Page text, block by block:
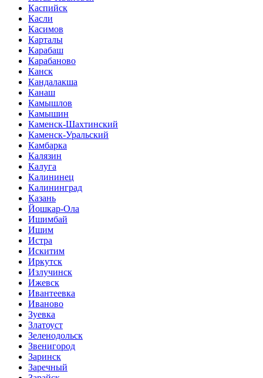
Каспийск
Касли
Касимов
Карталы
Карабаш
Карабаново
Канск
Кандалакша
Канаш
Камышлов
Камышин
Каменск-Шахтинский
Каменск-Уральский
Камбарка
Калязин
Калуга
Калининец
Калининград
Казань
Йошкар-Ола
Ишимбай
Ишим
Истра
Искитим
Иркутск
Излучинск
Ижевск
Ивантеевка
Иваново
Зуевка
Златоуст
Зеленодольск
Звенигород
Заринск
Заречный